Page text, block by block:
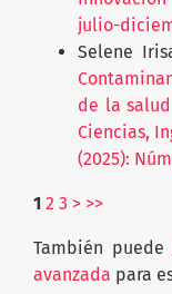
julio-
Selene
de la salud
Ciencias,
(2025):
1 2 3 > >>
También puede
avanzada para